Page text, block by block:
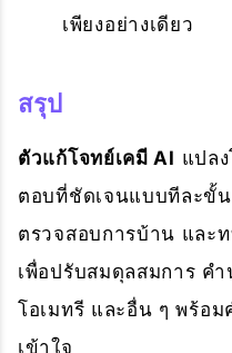
เพียงอย่างเดียว
สรุป
ตัวแก้โจทย์เคมี AI แปล
ตอบที่ชัดเจนแบบทีละขั้
ตรวจสอบการบ้าน และ
เพื่อปรับสมดุลสมการ ค
โอเมทรี และอื่น ๆ พร้อ
เข้าใจ